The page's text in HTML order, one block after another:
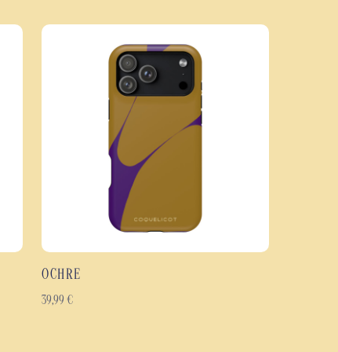
les impacts et de protéger votre téléphone contre les rayures et
l'intégralité de la coque, y compris les bords, afin de préserver la
Disponible en finition brillante ou mate, elle offre un rendu
grâce à son profil fin et ergonomique.
double couche : polycarbonate rigide et TPU souple.
chocs, les rayures et l'usure quotidienne.
anciennes et du style baroque.
pour durer.
OCHRE
39,99 €